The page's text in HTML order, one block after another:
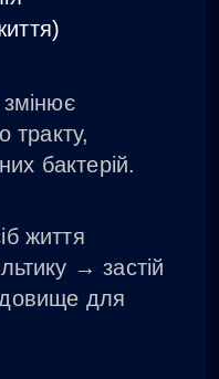
тракту,
бактерій.
життя
→ застій
для